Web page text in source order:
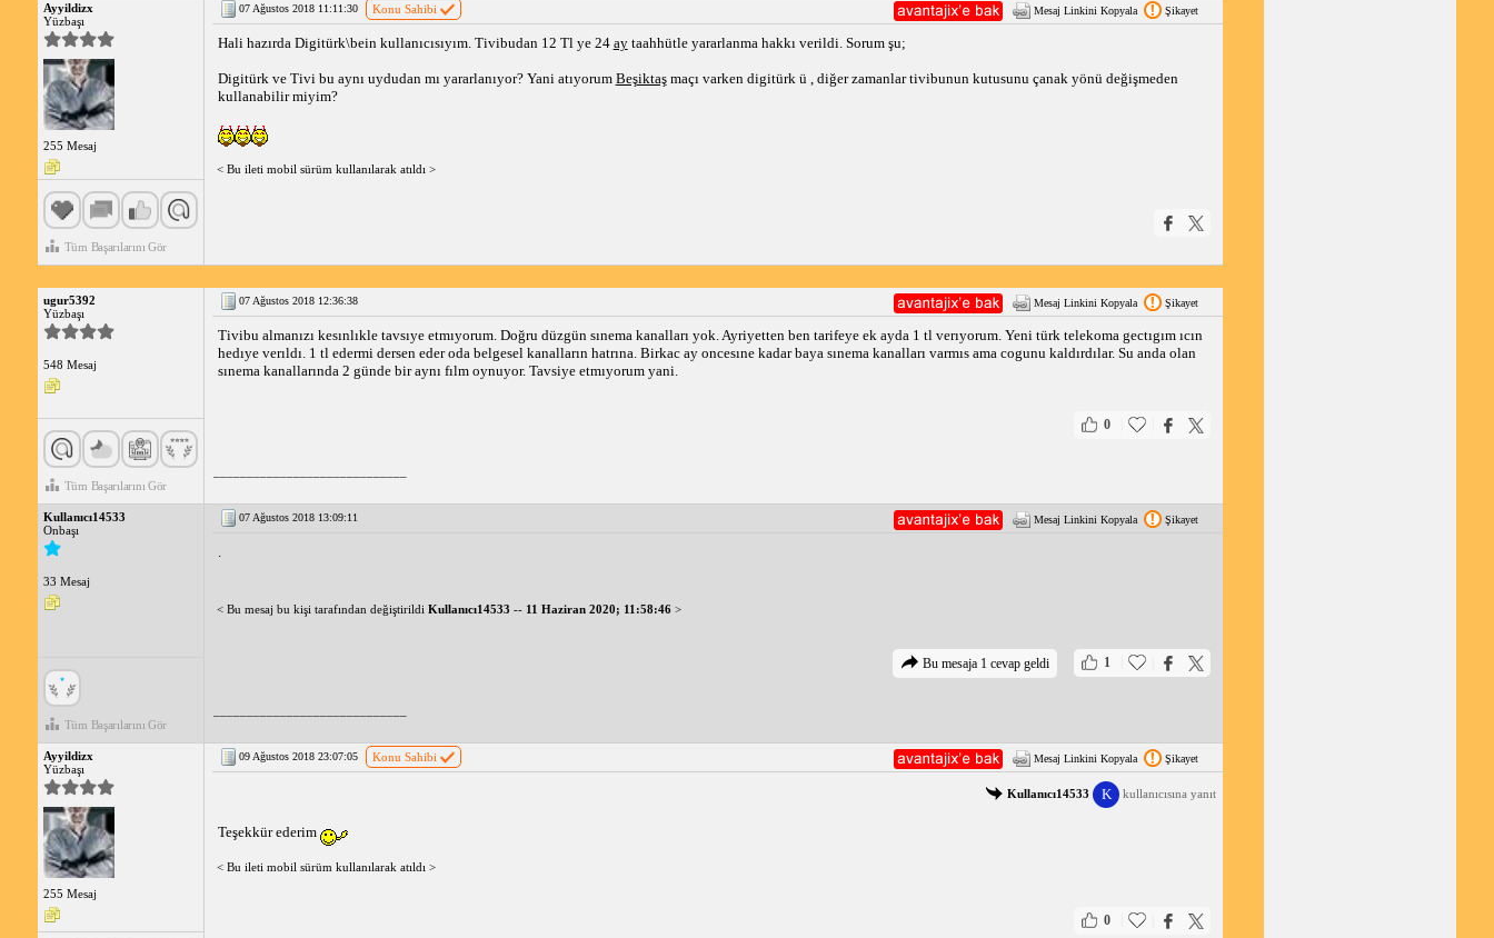
Ayyildizx
Yüzbaşı
255 Mesaj
Tüm Başarılarını Gör
07 Ağustos 2018 11:11:30 Konu Sahibi Mesaj Linkini Kopyala Şikayet
Hali hazırda Digitürk\bein kullanıcısıyım. Tivibudan 12 Tl ye 24 aytaahhütle yararlanma hakkı verildi. Sorum şu;
Digitürk ve Tivi bu aynı uydudan mı yararlanıyor? Yani atıyorum Beşiktaşmaçı varken digitürk ü , diğer zamanlar tivibunun kutusunu çanak yönü değişmeden
kullanabilir miyim?
< Bu ileti mobil sürüm kullanılarak atıldı >
ugur5392
Yüzbaşı
548 Mesaj
Tüm Başarılarını Gör
07 Ağustos 2018 12:36:38 Mesaj Linkini Kopyala Şikayet
Tivibu almanızı kesınlıkle tavsıye etmıyorum. Doğru düzgün sınema kanalları yok. Ayriyetten ben tarifeye ek ayda 1 tl verıyorum. Yeni türk telekoma gectıgım ıcın
hedıye verıldı. 1 tl edermi dersen eder oda belgesel kanalların hatrına. Birkac ay oncesıne kadar baya sınema kanalları varmıs ama cogunu kaldırdılar. Su anda olan
sınema kanallarında 2 günde bir aynı fılm oynuyor. Tavsiye etmıyorum yani.
0
Kullanıcı14533
Onbaşı
33 Mesaj
Tüm Başarılarını Gör
07 Ağustos 2018 13:09:11 Mesaj Linkini Kopyala Şikayet
.
< Bu mesaj bu kişi tarafından değiştirildi Kullanıcı14533 -- 11 Haziran 2020; 11:58:46 >
1
Bu mesaja 1 cevap geldi
Ayyildizx
Yüzbaşı
255 Mesaj
09 Ağustos 2018 23:07:05 Konu Sahibi Mesaj Linkini Kopyala Şikayet
Kullanıcı14533 K kullanıcısına yanıt
Teşekkür ederim
< Bu ileti mobil sürüm kullanılarak atıldı >
0